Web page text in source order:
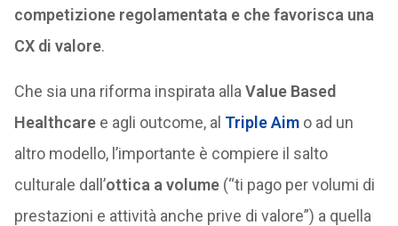
competizione regolamentata e che favorisca una
CX di valore.
Che sia una riforma inspirata alla Value Based
Healthcaree agli outcome, al Triple Aim o ad un
altro modello, l’importante è compiere il salto
culturale dall’ottica a volume(“ti pago per volumi di
prestazioni e attività anche prive di valore”) a quella